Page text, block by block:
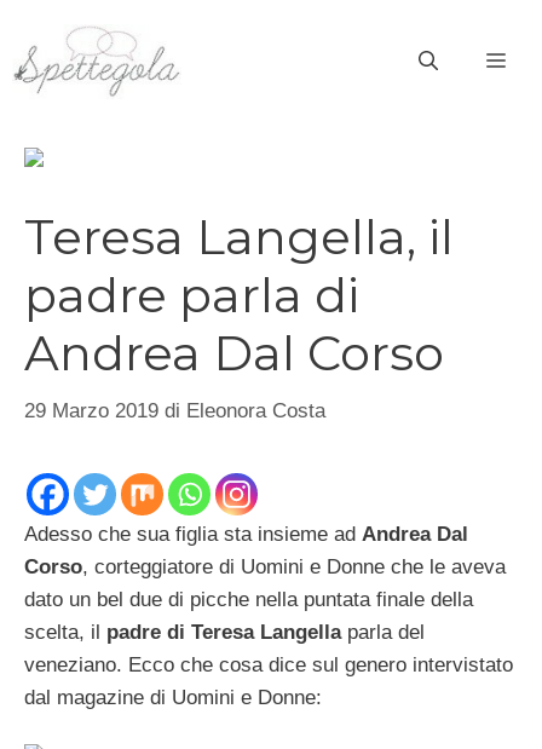
contenuto
Teresa Langella, il
padre parla di
Andrea Dal Corso
29 Marzo 2019 di Eleonora Costa
Adesso che sua figlia sta insieme ad Andrea Dal
Corso, corteggiatore di Uomini e Donne che le aveva
dato un bel due di picche nella puntata finale della
scelta, il padre di Teresa Langellaparla del
veneziano. Ecco che cosa dice sul genero intervistato
dal magazine di Uomini e Donne: